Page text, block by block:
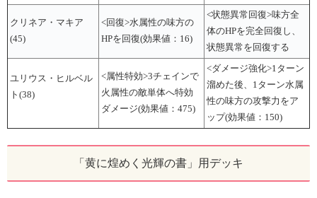
クリネア・マキア
(45)
<回復>水属性の味方の
HPを回復(効果値：16)
<状態異常回復>味方全
体のHPを完全回復し、
状態異常を回復する
ユリウス・ヒルベル
ト(38)
<属性特効>3チェインで
火属性の敵単体へ特効
ダメージ(効果値：475)
<ダメージ強化>1ターン
溜めた後、1ターン水属
性の味方の攻撃力をア
ップ(効果値：150)
「黄に煌めく光輝の書」用デッキ